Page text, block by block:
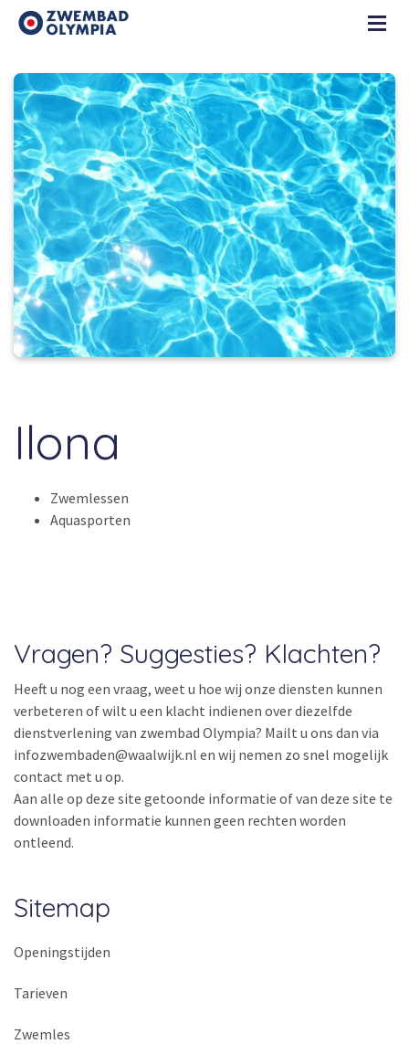
Ilona
Zwemlessen
Aquasporten
Vragen? Suggesties? Klachten?
Heeft u nog een vraag, weet u hoe wij onze diensten kunnen
verbeteren of wilt u een klacht indienen over diezelfde
dienstverlening van zwembad Olympia? Mailt u ons dan via
infozwembaden@waalwijk.nl en wij nemen zo snel mogelijk
contact met u op.
Aan alle op deze site getoonde informatie of van deze site te
downloaden informatie kunnen geen rechten worden
ontleend.
Sitemap
Openingstijden
Tarieven
Zwemles